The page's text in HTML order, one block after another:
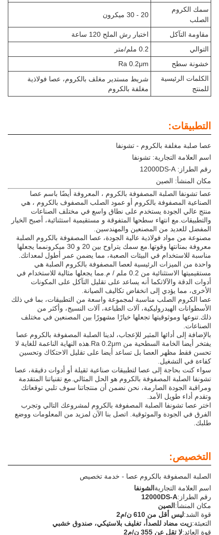
سمك الكروم
الصلب
20 - 30 ميكرون
مقاومة التآكل
اختبار رش الملح 120 ساعة
التوالي
0.2 ملم/متر
خشونة سطح
Ra 0.2μm
الكلمات الرئيسية
للمنتج
شريط مستدير مغلف بالكروم، عصا فولاذية
مغلفة بالكروم
التطبيقات:
عصا صلبة مغلفة بالكروم - تشونفا
اسم العلامة التجارية: تشونفا
رقم الطراز: 12000DS-A
مكان المنشأ: الصين
عصا تشونفا الصلبة المصفوفة بالكروم ، المعروفة أيضًا باسم عصا
الصناعية المصفوفة بالكروم أو عمود الصلب المصفوف بالكروم ، هي
منتج عالي الجودة يستخدم على نطاق واسع في مختلف الصناعات
والتطبيقات.مع انتهاء سطحها المتفوقة و مستقيمية استثنائية، أصبح الخيار
المفضل للعديد من المصنعين والمهندسين.
مصنوعة من مواد فولاذية عالية الجودة، عصا المصفوفة بالكروم الصلبة
معروفة بمتانتها وقوتها.مع سمك يتراوح بين 20 و 30 ميكرونمما يجعلها
مناسبة للاستخدام في البيئات الصعبة، مما يضمن عمر أطول لمعداتك.
واحدة من الميزات الرئيسية لعصا المصفوفة بالكروم الصلبة هي
مستقيميتها الاستثنائية من 0.2 ملم / م.مما يجعلها مثالية للاستخدام في
أدوات الدقة والآلاتكما أنه يساعد على تقليل التآكل على المكونات
الأخرى، مما يؤدي إلى انخفاض تكاليف الصيانة.
عصا الكروم الصلب مناسبة لمجموعة واسعة من التطبيقات، بما في ذلك
الأسطوانات الهيدروليكية، آلات الطباعة، آلات النسيج، وأكثر من
ذلك.تنوعها وموثوقيتها تجعلها خيارًا مشهورًا بين المصنعين في مختلف
الصناعات.
بالإضافة إلى أدائها المثير للإعجاب، لدينا الصلبة المصفوفة بالكروم عصا
يفتخر أيضا الخامة السطحية من Ra 0.2μm.هذه النهاية الناعمة للغاية لا
تحسن فقط مظهر العصا بل تساعد أيضا على تقليل الاحتكاك وتحسين
كفاءة في التشغيل.
سواء كنت بحاجة إلى عصا لتطبيقات صناعية ثقيلة أو أدوات دقيقة، عصا
تشونفا الصلبة المصفوفة بالكروم هو الحل المثالي.مع تقنياتنا المتقدمة
ومراقبة الجودة الصارمة، نحن نضمن أن منتجاتنا سوف تلبي توقعاتك
وتقدم أداء طويل الأمد.
اختر عصا تشونفا الصلبة المصفوفة بالكروم لمشروعك التالي وتجرب
الفرق في الجودة والموثوقية. اتصل بنا الآن لمزيد من المعلومات ووضع
طلبك.
التخصيص:
الصلبة المصفوفة بالكروم عصا - خدمة تخصيص
اسم العلامة التجاريةالشونفا
رقم الطراز: 12000DS-A
مكان المنشأ:الصين
قوة الشد:ليس أقل من 610 ن/م2
التعبئة:زيت مضاد للصدأ، تغليف بلاستيكي، صندوق خشبي
قوة العائد:لا تقل عن 355 ن/م2